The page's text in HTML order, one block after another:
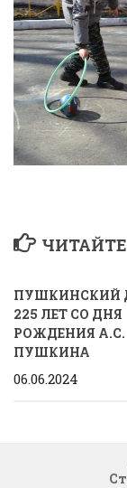
ПУШКИНСКИЙ
225 ЛЕТ СО ДНЯ
РОЖДЕНИЯ А.С.
ПУШКИНА
06.06.2024